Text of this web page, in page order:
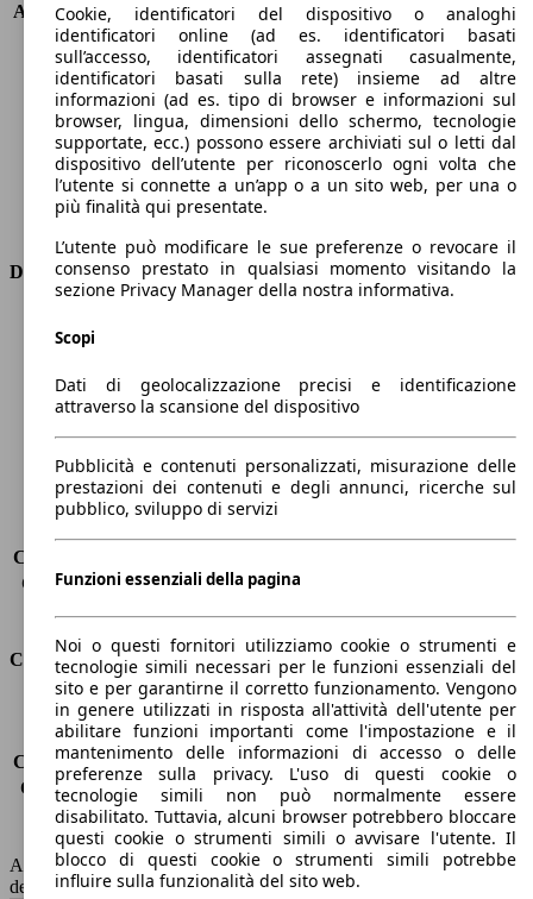
Accelerazione (0-100 km/h)
6.6s
Velocità massima (km/h)
180 km/h
Numero di marce
1
Coppia
545 nm
Cilindrata
-
Carburante
Elettrica
Cilindri
Trasmissione
Automatico
Tipo di trazione
Dimensioni
Larghezza
1850 mm
Passo
2770 mm
Porte
5
Sedili
5
Capacità di traino (senza freni)
Capacità di traino (con freni)
1200 kg
Consumi
Emissioni di CO2*
-
Consumo (urbano)
-
Consumo (extra-urbano) -
Consumo (combinato)*
Classe di emissione
nessuna connessione (0033)
Capacità del serbatoio
-
AutoScout24 non si assume alcuna responsabilità per la correttezza
dei dati.
Cookie, identificatori del dispositivo o analoghi
identificatori online (ad es. identificatori basati
sull’accesso, identificatori assegnati casualmente,
identificatori basati sulla rete) insieme ad altre
informazioni (ad es. tipo di browser e informazioni sul
browser, lingua, dimensioni dello schermo, tecnologie
supportate, ecc.) possono essere archiviati sul o letti dal
dispositivo dell’utente per riconoscerlo ogni volta che
l’utente si connette a un’app o a un sito web, per una o
più finalità qui presentate.
L’utente può modificare le sue preferenze o revocare il
consenso prestato in qualsiasi momento visitando la
sezione Privacy Manager della nostra informativa.
Scopi
Dati di geolocalizzazione precisi e identificazione
attraverso la scansione del dispositivo
Pubblicità e contenuti personalizzati, misurazione delle
prestazioni dei contenuti e degli annunci, ricerche sul
pubblico, sviluppo di servizi
Funzioni essenziali della pagina
Noi o questi fornitori utilizziamo cookie o strumenti e
tecnologie simili necessari per le funzioni essenziali del
sito e per garantirne il corretto funzionamento. Vengono
in genere utilizzati in risposta all'attività dell'utente per
abilitare funzioni importanti come l'impostazione e il
mantenimento delle informazioni di accesso o delle
preferenze sulla privacy. L'uso di questi cookie o
tecnologie simili non può normalmente essere
disabilitato. Tuttavia, alcuni browser potrebbero bloccare
questi cookie o strumenti simili o avvisare l'utente. Il
blocco di questi cookie o strumenti simili potrebbe
influire sulla funzionalità del sito web.